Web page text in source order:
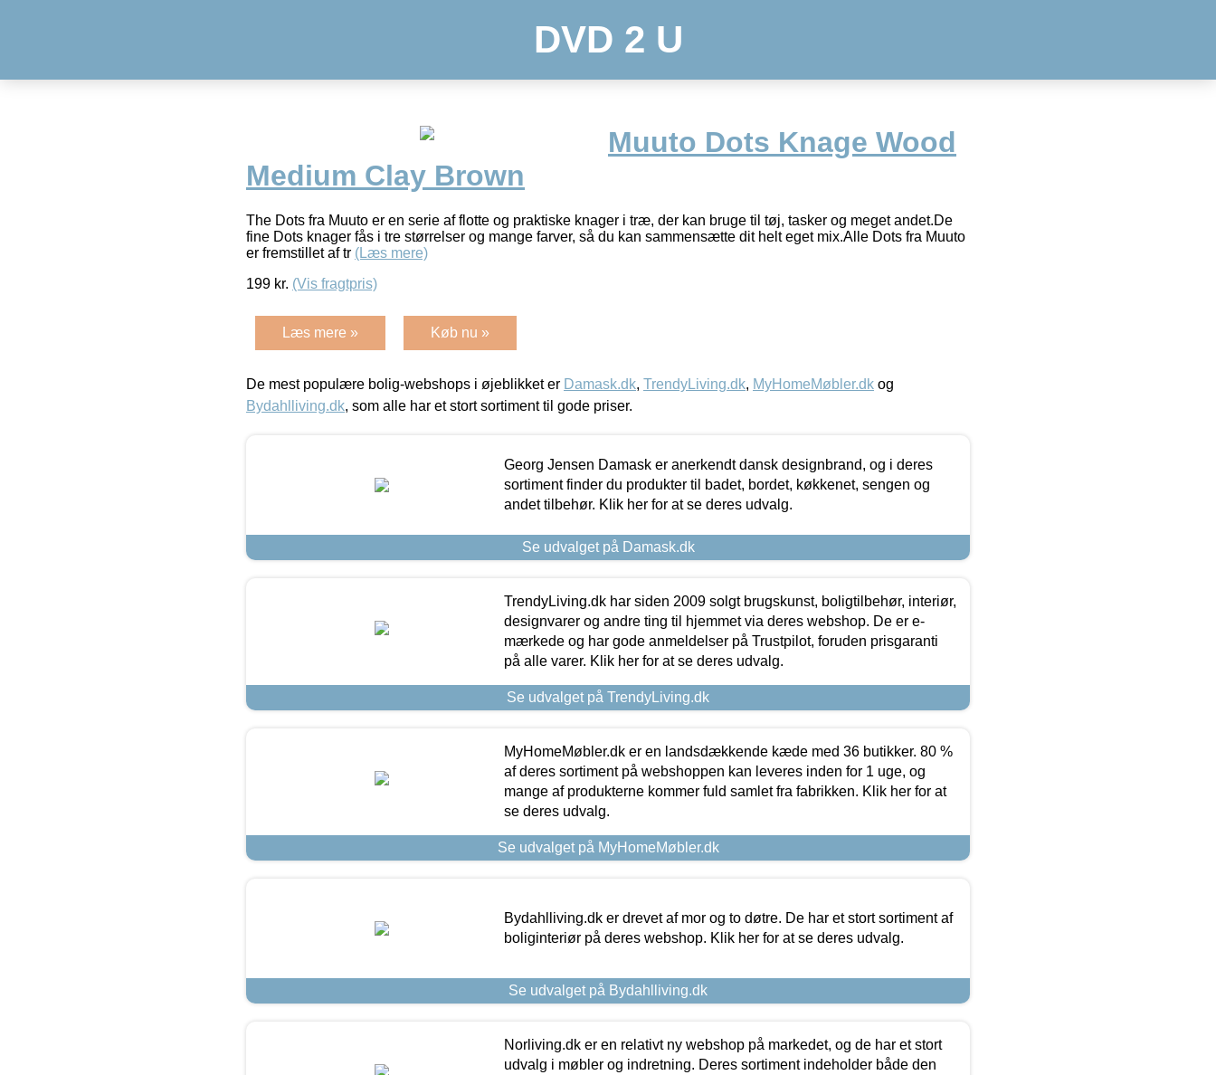
DVD 2 U
Muuto Dots Knage Wood
Medium Clay Brown
The Dots fra Muuto er en serie af flotte og praktiske knager i træ, der kan bruge til tøj, tasker og meget andet.De
fine Dots knager fås i tre størrelser og mange farver, så du kan sammensætte dit helt eget mix.Alle Dots fra Muuto
er fremstillet af tr (Læs mere)
199 kr. (Vis fragtpris)
Læs mere » Køb nu »
De mest populære bolig-webshops i øjeblikket er Damask.dk, TrendyLiving.dk, MyHomeMøbler.dk og
Bydahlliving.dk, som alle har et stort sortiment til gode priser.
Georg Jensen Damask er anerkendt dansk designbrand, og i deres
sortiment finder du produkter til badet, bordet, køkkenet, sengen og
andet tilbehør. Klik her for at se deres udvalg.
Se udvalget på Damask.dk
TrendyLiving.dk har siden 2009 solgt brugskunst, boligtilbehør, interiør,
designvarer og andre ting til hjemmet via deres webshop. De er e-
mærkede og har gode anmeldelser på Trustpilot, foruden prisgaranti
på alle varer. Klik her for at se deres udvalg.
Se udvalget på TrendyLiving.dk
MyHomeMøbler.dk er en landsdækkende kæde med 36 butikker. 80 %
af deres sortiment på webshoppen kan leveres inden for 1 uge, og
mange af produkterne kommer fuld samlet fra fabrikken. Klik her for at
se deres udvalg.
Se udvalget på MyHomeMøbler.dk
Bydahlliving.dk er drevet af mor og to døtre. De har et stort sortiment af
boliginteriør på deres webshop. Klik her for at se deres udvalg.
Se udvalget på Bydahlliving.dk
Norliving.dk er en relativt ny webshop på markedet, og de har et stort
udvalg i møbler og indretning. Deres sortiment indeholder både den